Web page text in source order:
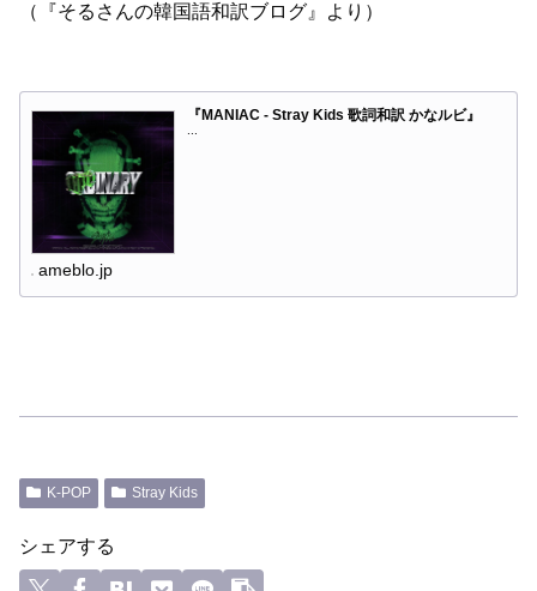
（『そるさんの韓国語和訳ブログ』より）
『MANIAC - Stray Kids 歌詞和訳 かなルビ』
ameblo.jp
K-POP Stray Kids
シェアする